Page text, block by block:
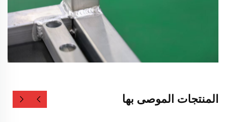
المنتجات الموصى بها